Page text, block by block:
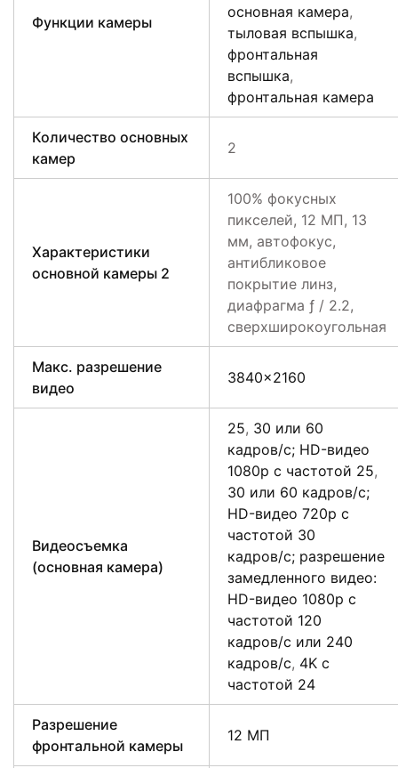
Функции камеры
основная камера,
тыловая вспышка,
фронтальная
вспышка,
фронтальная камера
Количество основных
камер
2
Характеристики
основной камеры 2
100% фокусных
пикселей, 12 МП, 13
мм, автофокус,
антибликовое
покрытие линз,
диафрагма ƒ / 2.2,
сверхширокоугольная
Макс. разрешение
видео
3840×2160
Видеосъемка
(основная камера)
25, 30 или 60
кадров/ с; HD-видео
1080p с частотой 25,
30 или 60 кадров/ с;
HD-видео 720p с
частотой 30
кадров/ с; разрешение
замедленного видео:
HD-видео 1080р c
частотой 120
кадров/ с или 240
кадров/ с, 4K с
частотой 24
Разрешение
фронтальной камеры
12 МП